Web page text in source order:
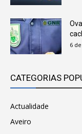
6
CATEGORIAS
Actualidade
Aveiro